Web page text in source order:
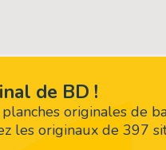
de BD !
originales de
les originaux de 397